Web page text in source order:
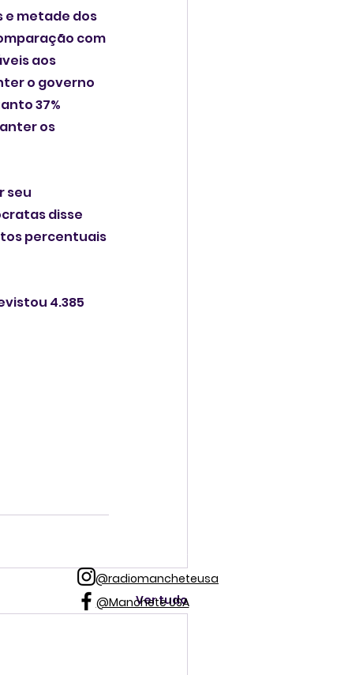
e metade dos
com
aos
o governo
37%
os
seu
disse
percentuais
4.385
Ver tudo
@radiomancheteusa
@Manchete USA